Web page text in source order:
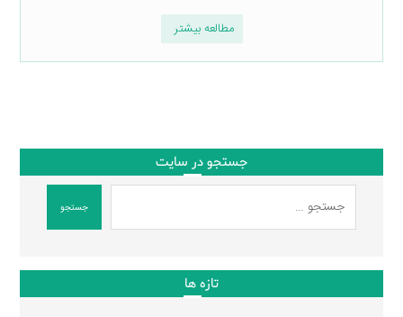
مطالعه بیشتر
جستجو در سایت
جستجو
تازه ها